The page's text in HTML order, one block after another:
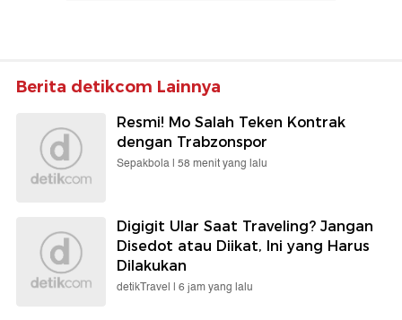
Berita detikcom Lainnya
Resmi! Mo Salah Teken Kontrak
dengan Trabzonspor
Sepakbola | 58 menit yang lalu
Digigit Ular Saat Traveling? Jangan
Disedot atau Diikat, Ini yang Harus
Dilakukan
detikTravel | 6 jam yang lalu